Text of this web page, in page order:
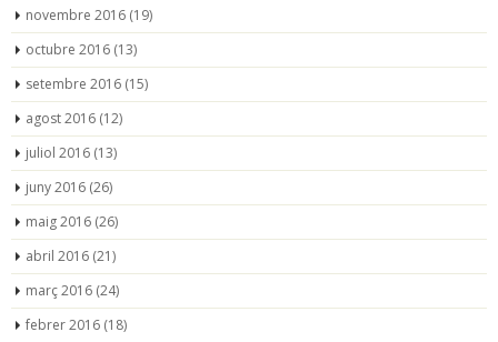
novembre 2016 (19)
octubre 2016 (13)
setembre 2016 (15)
agost 2016 (12)
juliol 2016 (13)
juny 2016 (26)
maig 2016 (26)
abril 2016 (21)
març 2016 (24)
febrer 2016 (18)